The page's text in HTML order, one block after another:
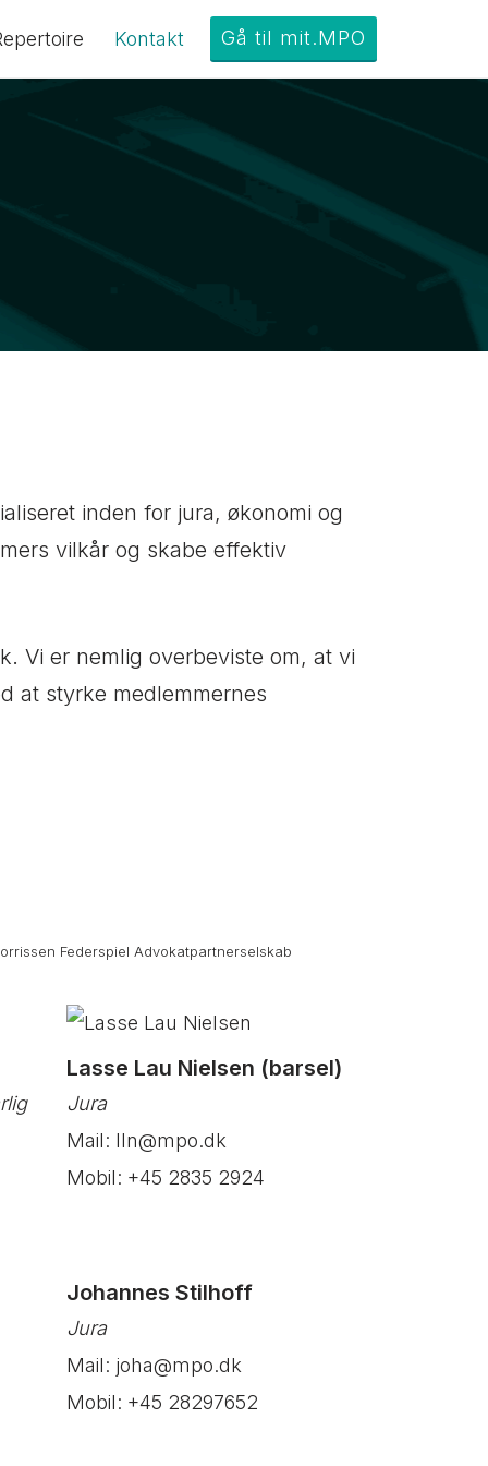
Kontakt Gå til mit.MPO
inden for jura, økonomi og
vilkår og skabe effektiv
Vi er nemlig overbeviste om, at vi
at styrke medlemmernes
Federspiel Advokatpartnerselskab
Lasse Lau Nielsen (barsel)
Jura
Mail: lln@mpo.dk
Mobil: +45 2835 2924
Johannes Stilhoff
Jura
Mail: joha@mpo.dk
Mobil: +45 28297652